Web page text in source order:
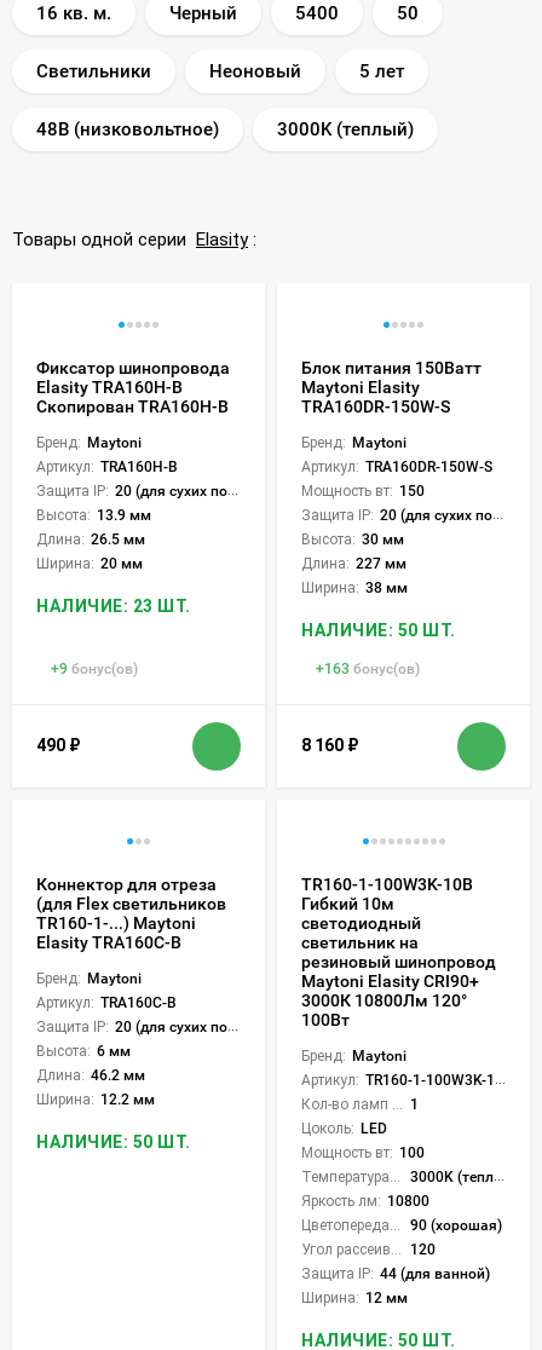
16 кв. м. Черный 5400 50
Светильники Неоновый 5 лет
48В (низковольтное) 3000K (теплый)
Товары одной серии Elasity:
Фиксатор шинопровода
Elasity TRA160H-B
Скопирован TRA160H-B
Бренд: Maytoni
Артикул: TRA160H-B
Защита IP: 20 (для сухих пом.)
Высота: 13.9 мм
Длина: 26.5 мм
Ширина: 20 мм
НАЛИЧИЕ: 23 ШТ.
+9 бонус(ов)
490 ₽
Блок питания 150Ватт
Maytoni Elasity
TRA160DR-150W-S
Бренд: Maytoni
Артикул: TRA160DR-150W-S
Мощность вт: 150
Защита IP: 20 (для сухих пом.)
Высота: 30 мм
Длина: 227 мм
Ширина: 38 мм
НАЛИЧИЕ: 50 ШТ.
+163 бонус(ов)
8 160 ₽
Коннектор для отреза
(для Flex светильников
TR160-1-...) Maytoni
Elasity TRA160C-B
Бренд: Maytoni
Артикул: TRA160C-B
Защита IP: 20 (для сухих пом.)
Высота: 6 мм
Длина: 46.2 мм
Ширина: 12.2 мм
НАЛИЧИЕ: 50 ШТ.
TR160-1-100W3K-10B
Гибкий 10м
светодиодный
светильник на
резиновый шинопровод
Maytoni Elasity CRI90+
3000К 10800Лм 120°
100Вт
Бренд: Maytoni
Артикул: TR160-1-100W3K-10B
1
Цоколь: LED
Мощность вт: 100
3000K (теплый)
Яркость лм: 10800
90 (хорошая)
120
Защита IP: 44 (для ванной)
Ширина: 12 мм
НАЛИЧИЕ: 50 ШТ.